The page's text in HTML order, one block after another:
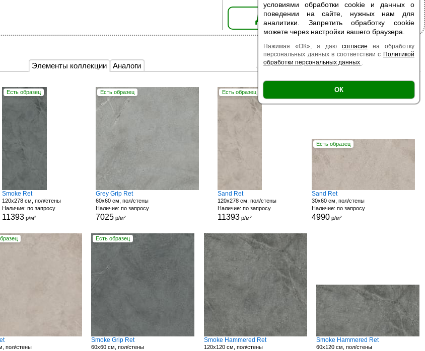
условиями обработки cookie и данных о
поведении на сайте, нужных нам для
аналитики. Запретить обработку cookie
можете через настройки вашего браузера.
Нажимая «ОК», я даю согласие на обработку
персональных данных в соответствии с Политикой
обработки персональных данных .
ОК
ДОБАВИТЬ В КОРЗИНУ
Элементы коллекции Аналоги Есть образец | Поверхность |
Есть образец
Smoke Ret
120x278 см, пол/стены
Наличие: по запросу
11393р/м²
Есть образец
Grey Grip Ret
60x60 см, пол/стены
Наличие: по запросу
7025 р/м²
Есть образец
Sand Ret
120x278 см, пол/стены
Наличие: по запросу
11393 р/м²
Есть образец
Sand Ret
30x60 см, пол/стены
Наличие: по запросу
4990 р/м²
пол/стены
Есть образец
Smoke Grip Ret
60x60 см, пол/стены
Smoke Hammered Ret
120x120 см, пол/стены
Smoke Hammered Ret
60x120 см, пол/стены